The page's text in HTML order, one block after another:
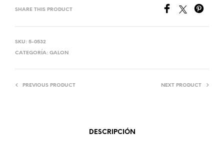
SHARE THIS PRODUCT
SKU: 5-0532
CATEGORÍA: GALON
PREVIOUS PRODUCT NEXT PRODUCT
DESCRIPCIÓN